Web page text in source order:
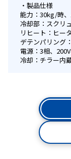
製品仕様
能力：30kg/時
冷却部：スクリ
リヒート：ヒー
デテンパリング
電源：3相、
冷却：チラー内